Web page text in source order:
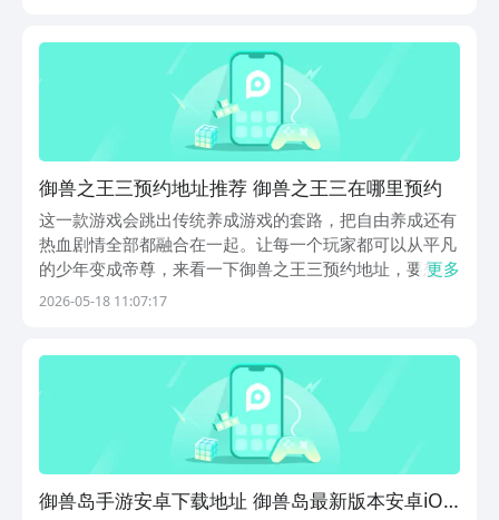
御兽之王三预约地址推荐 御兽之王三在哪里预约
这一款游戏会跳出传统养成游戏的套路，把自由养成还有
热血剧情全部都融合在一起。让每一个玩家都可以从平凡
的少年变成帝尊，来看一下御兽之王三预约地址，要想预
约这一款游戏，那首先就应该了解预约的地址，大家可以
新...
更多
2026-05-18 11:07:17
御兽岛手游安卓下载地址 御兽岛最新版本安卓iOS